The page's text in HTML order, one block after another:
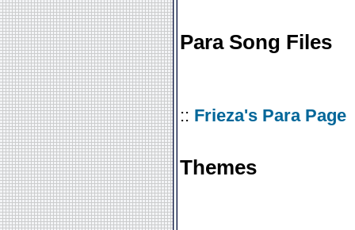
Para Song Files
:: Frieza's Para Page
Themes